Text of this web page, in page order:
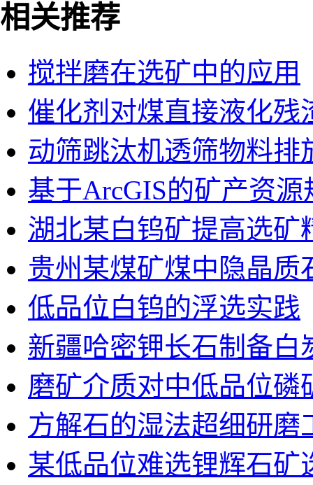
相关推荐
搅拌磨在选矿中的应用
催化剂对煤直接液化残
动筛跳汰机透筛物料排
基于ArcGIS的矿产资
湖北某白钨矿提高选矿
贵州某煤矿煤中隐晶质
低品位白钨的浮选实践
新疆哈密钾长石制备白
磨矿介质对中低品位磷
方解石的湿法超细研磨
某低品位难选锂辉石矿